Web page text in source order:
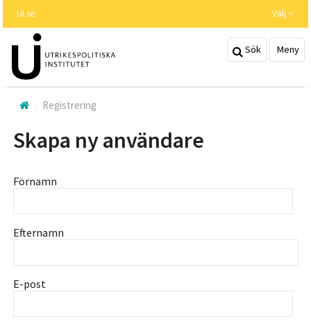
huvudinnehållet
UI.se Välj
Sök Meny
Registrering
Skapa ny användare
Förnamn
Efternamn
E-post